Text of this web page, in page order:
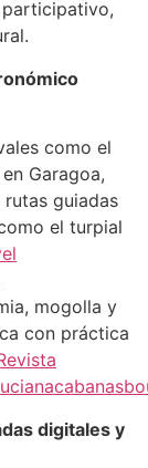
como el
en Garagoa,
rutas guiadas
el turpial
mogolla y
con práctica
digitales y